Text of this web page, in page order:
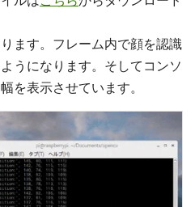
ます。フレーム内で顔を認識
うになります。そしてコンソ
を表示させています。